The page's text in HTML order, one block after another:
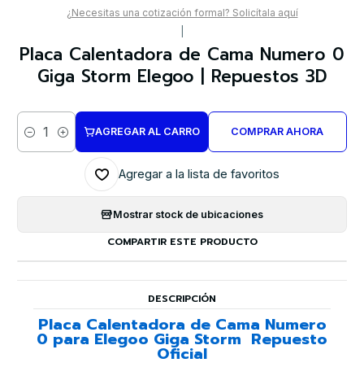
¿Necesitas una cotización formal? Solicítala aquí
Placa Calentadora de Cama Numero 0
Giga Storm Elegoo | Repuestos 3D
Cantidad
AGREGAR AL CARRO COMPRAR AHORA
Agregar a la lista de favoritos
Mostrar stock de ubicaciones
COMPARTIR ESTE PRODUCTO
DESCRIPCIÓN
Placa Calentadora de Cama Numero
0 para Elegoo Giga Storm  Repuesto
Oficial